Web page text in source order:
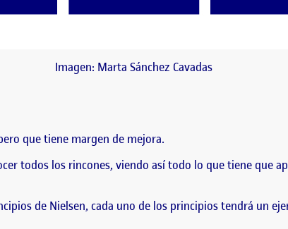
Imagen: Marta Sánchez Cavadas
que tiene margen de mejora.
todos los rincones, viendo así todo lo que tiene que
de Nielsen, cada uno de los principios tendrá un